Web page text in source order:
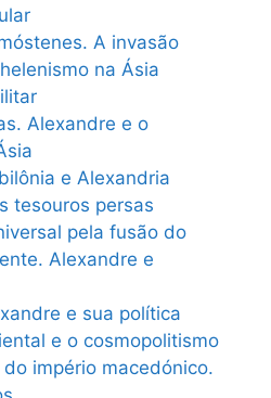
A invasão
na Ásia
Alexandre e o
e Alexandria
tesouros persas
pela fusão do
Alexandre e
e sua política
e o cosmopolitismo
império macedónico.